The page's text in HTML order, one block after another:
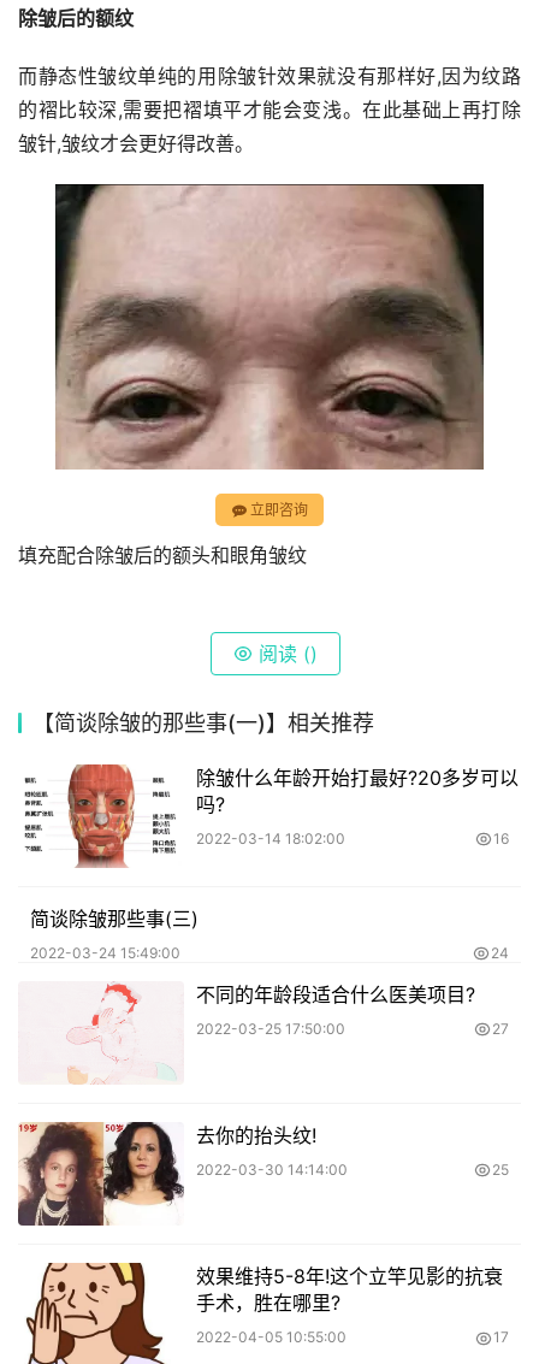
除皱后的额纹
而静态性皱纹单纯的用除皱针效果就没有那样好,因为纹路
的褶比较深,需要把褶填平才能会变浅。在此基础上再打除
皱针,皱纹才会更好得改善。
立即咨询
填充配合除皱后的额头和眼角皱纹
阅读 ()
【简谈除皱的那些事(一)】相关推荐
除皱什么年龄开始打最好?20多岁可以
吗?
2022-03-14 18:02:00 16
简谈除皱那些事(三)
2022-03-24 15:49:00 24
不同的年龄段适合什么医美项目?
2022-03-25 17:50:00 27
去你的抬头纹!
2022-03-30 14:14:00 25
效果维持5-8年!这个立竿见影的抗衰
手术，胜在哪里?
2022-04-05 10:55:00 17